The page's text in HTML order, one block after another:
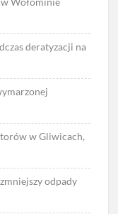
deratyzacji na
w Gliwicach,
odpady